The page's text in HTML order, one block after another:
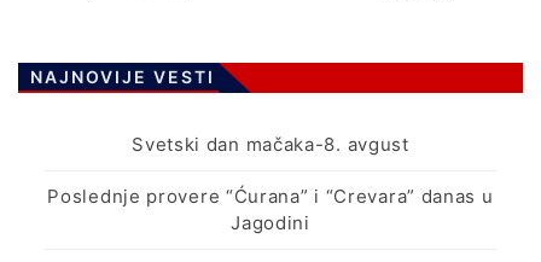
NAJNOVIJE VESTI
Svetski dan mačaka-8. avgust
Poslednje provere “Ćurana” i “Crevara” danas u
Jagodini